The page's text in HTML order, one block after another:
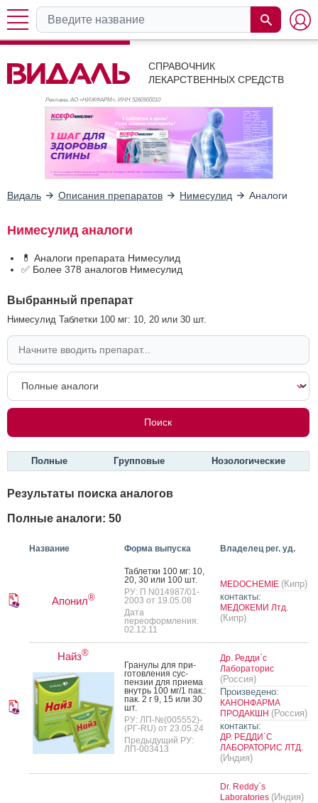
СПРАВОЧНИК
ЛЕКАРСТВЕННЫХ СРЕДСТВ
Реклама. АО «НИЖФАРМ», ИНН 5260900010
Видаль Описания препаратов Нимесулид Аналоги
Нимесулид аналоги
💊 Аналоги препарата Нимесулид
✅ Более 378 аналогов Нимесулид
Выбранный препарат
Нимесулид Таблетки 100 мг: 10, 20 или 30 шт.
Полные Групповые Нозологические
Результаты поиска аналогов
Полные аналоги: 50
Название Форма выпуска Владелец рег. уд.
Апонил®
Таб­летки 100 мг: 10,
20, 30 или 100 шт.
РУ: П N014987/01-
2003 от 19.05.08
Дата
переоформления:
02.12.11
MEDOCHEMIE (Кипр)
контакты:
МЕДОКЕМИ Лтд.
(Кипр)
Найз®
Гра­нулы для при­
готов­ле­ния сус­
пензии для при­ема
внутрь 100 мг/1 пак.:
пак. 2 г 9, 15 или 30
шт.
РУ: ЛП-№(005552)-
(РГ-RU) от 23.05.24
Предыдущий РУ:
ЛП-003413
Др. Редди`с
Лабораторис
(Россия)
Произведено:
КАНОНФАРМА
ПРОДАКШН (Россия)
контакты:
ДР. РЕДДИ`С
ЛАБОРАТОРИС ЛТД.
(Индия)
Dr. Reddy`s
Laboratories (Индия)